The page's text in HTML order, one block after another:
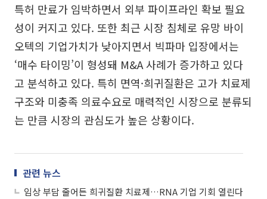
특허 만료가 임박하면서 외부 파이프라인 확보 필요
성이 커지고 있다. 또한 최근 시장 침체로 유망 바이
오텍의 기업가치가 낮아지면서 빅파마 입장에서는
‘매수 타이밍’이 형성돼 M&A 사례가 증가하고 있다
고 분석하고 있다. 특히 면역·희귀질환은 고가 치료제
구조와 미충족 의료수요로 매력적인 시장으로 분류되
는 만큼 시장의 관심도가 높은 상황이다.
관련 뉴스
임상 부담 줄어든 희귀질환 치료제…RNA 기업 기회 열린다